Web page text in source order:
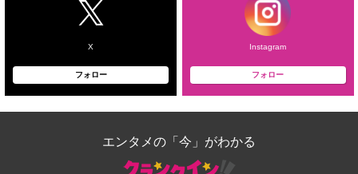
X
フォロー
Instagram
フォロー
エンタメの「今」がわかる